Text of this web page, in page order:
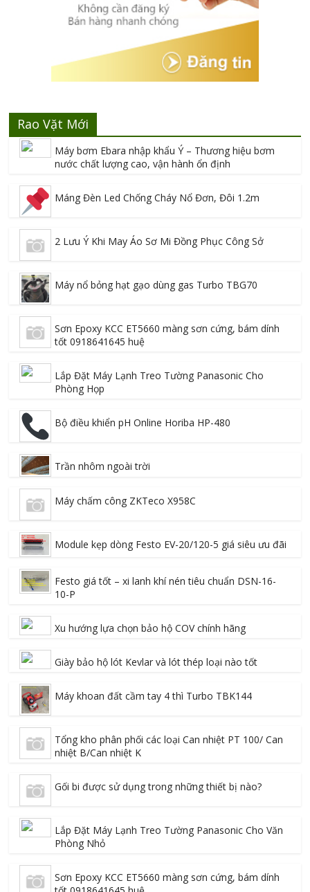
Rao Vặt Mới
Máy bơm Ebara nhập khẩu Ý – Thương hiệu bơm
nước chất lượng cao, vận hành ổn định
Máng Đèn Led Chống Cháy Nổ Đơn, Đôi 1.2m
2 Lưu Ý Khi May Áo Sơ Mi Đồng Phục Công Sở
Máy nổ bỏng hạt gạo dùng gas Turbo TBG70
Sơn Epoxy KCC ET5660 màng sơn cứng, bám dính
tốt 0918641645 huệ
Lắp Đặt Máy Lạnh Treo Tường Panasonic Cho
Phòng Họp
Bộ điều khiển pH Online Horiba HP-480
Trần nhôm ngoài trời
Máy chấm công ZKTeco X958C
Module kẹp dòng Festo EV-20/120-5 giá siêu ưu đãi
Festo giá tốt – xi lanh khí nén tiêu chuẩn DSN-16-
10-P
Xu hướng lựa chọn bảo hộ COV chính hãng
Giày bảo hộ lót Kevlar và lót thép loại nào tốt
Máy khoan đất cầm tay 4 thì Turbo TBK144
Tổng kho phân phối các loại Can nhiệt PT 100/ Can
nhiệt B/Can nhiệt K
Gối bi được sử dụng trong những thiết bị nào?
Lắp Đặt Máy Lạnh Treo Tường Panasonic Cho Văn
Phòng Nhỏ
Sơn Epoxy KCC ET5660 màng sơn cứng, bám dính